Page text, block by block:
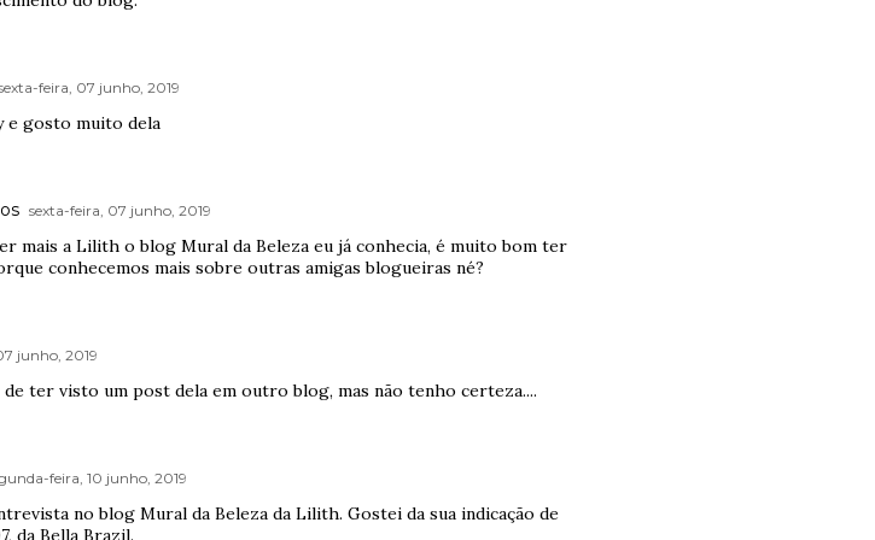
feira, 07 junho, 2019
e gosto muito dela
sexta-feira, 07 junho, 2019
mais a Lilith o blog Mural da Beleza eu já conhecia, é muito bom ter
conhecemos mais sobre outras amigas blogueiras né?
junho, 2019
ter visto um post dela em outro blog, mas não tenho certeza....
feira, 10 junho, 2019
no blog Mural da Beleza da Lilith. Gostei da sua indicação de
da Bella Brazil.